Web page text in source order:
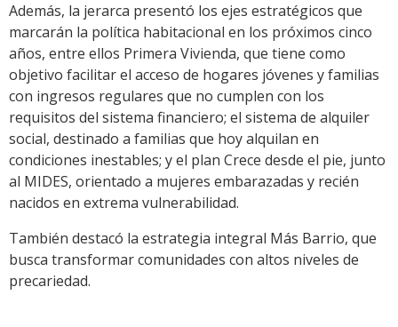
Además, la jerarca presentó los ejes estratégicos que
marcarán la política habitacional en los próximos cinco
años, entre ellos Primera Vivienda, que tiene como
objetivo facilitar el acceso de hogares jóvenes y familias
con ingresos regulares que no cumplen con los
requisitos del sistema financiero; el sistema de alquiler
social, destinado a familias que hoy alquilan en
condiciones inestables; y el plan Crece desde el pie, junto
al MIDES, orientado a mujeres embarazadas y recién
nacidos en extrema vulnerabilidad.
También destacó la estrategia integral Más Barrio, que
busca transformar comunidades con altos niveles de
precariedad.